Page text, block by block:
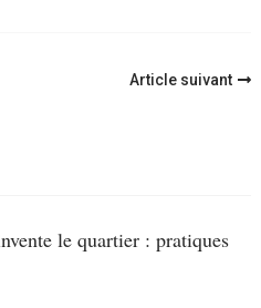
Article suivant
le quartier : pratiques